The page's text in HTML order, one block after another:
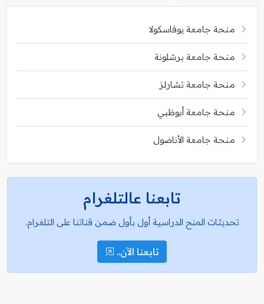
منحة جامعة يوفاسكولا
منحة جامعة برشلونة
منحة جامعة تشارلز
منحة جامعة أبوظبي
منحة جامعة الأناضول
تابعنا عالتلغرام
تحديثات المنح الدراسية أول بأول ضمن قناتنا على التلغرام.
تابعنا الآن..